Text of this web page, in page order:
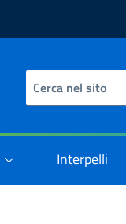
Interpelli